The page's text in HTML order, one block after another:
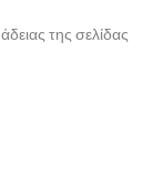
της σελίδας